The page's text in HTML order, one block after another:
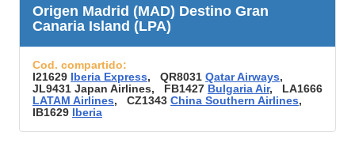
Origen Madrid (MAD) Destino Gran
Canaria Island (LPA)
Cod. compartido:
I21629 Iberia Express, QR8031 Qatar Airways,
JL9431 Japan Airlines, FB1427 Bulgaria Air, LA1666
LATAM Airlines, CZ1343 China Southern Airlines,
IB1629 Iberia